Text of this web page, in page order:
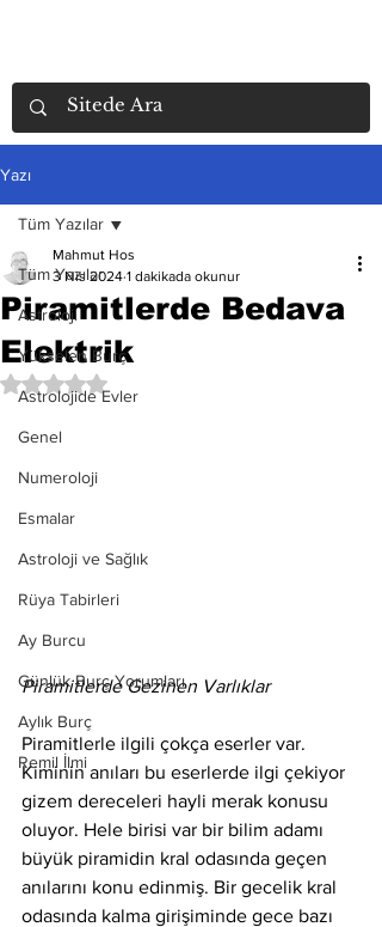
Yazı
Tüm Yazılar
Astroloji
Yükselen Burç
Astrolojide Evler
Genel
Numeroloji
Esmalar
Astroloji ve Sağlık
Rüya Tabirleri
Ay Burcu
Günlük Burç Yorumları
Aylık Burç
Remil İlmi
Tüm Yazılar
Piramitlerde Bedava
Elektrik
Mahmut Hos
3 Nis 2024 1 dakikada okunur
5 üzerinden NaN yıldız
Piramitlerde Gezinen Varlıklar
Piramitlerle ilgili çokça eserler var.
Kiminin anıları bu eserlerde ilgi çekiyor
gizem dereceleri hayli merak konusu
oluyor. Hele birisi var bir bilim adamı
büyük piramidin kral odasında geçen
anılarını konu edinmiş. Bir gecelik kral
odasında kalma girişiminde gece bazı